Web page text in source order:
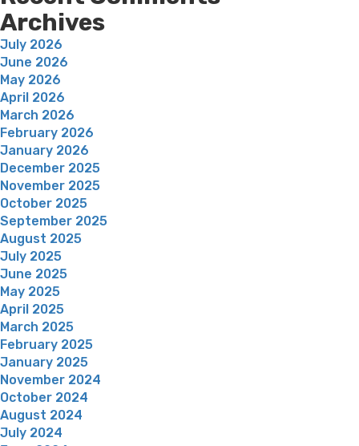
Archives
July 2026
June 2026
May 2026
April 2026
March 2026
February 2026
January 2026
December 2025
November 2025
October 2025
September 2025
August 2025
July 2025
June 2025
May 2025
April 2025
March 2025
February 2025
January 2025
November 2024
October 2024
August 2024
July 2024